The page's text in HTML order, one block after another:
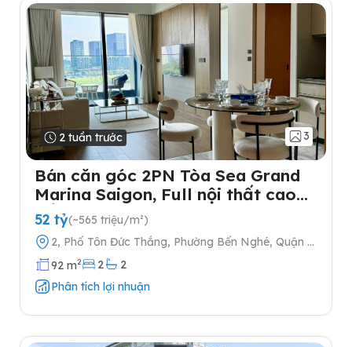
2 tuần trước 3
Bán căn góc 2PN Tòa Sea Grand
Marina Saigon, Full nội thất cao
cấp
52 tỷ(~565 triệu/m²)
2, Phố Tôn Đức Thắng, Phường Bến Nghé, Quận 1,
Thành phố Hồ Chí Minh
92 m2 2
2
Phân tích lợi nhuận